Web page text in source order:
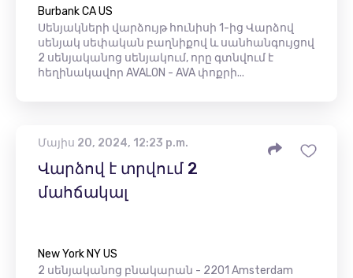
Burbank CA US
Սենյակների վարձույթ հունիսի 1-ից Վարձով
սենյակ սեփական բաղնիքով և սանհանգույցով
2 սենյականոց սենյակում, որը գտնվում է
հեղինակավոր AVALON - AVA փոքրի...
Մայիս 20, 2024, 12:23 p.m.
Վարձով է տրվում 2
մահճակալ
New York NY US
2 սենյականոց բնակարան - 2201 Amsterdam